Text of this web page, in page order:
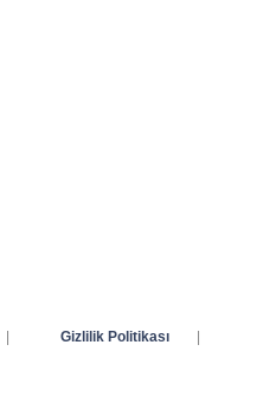
| Gizlilik Politikası
|